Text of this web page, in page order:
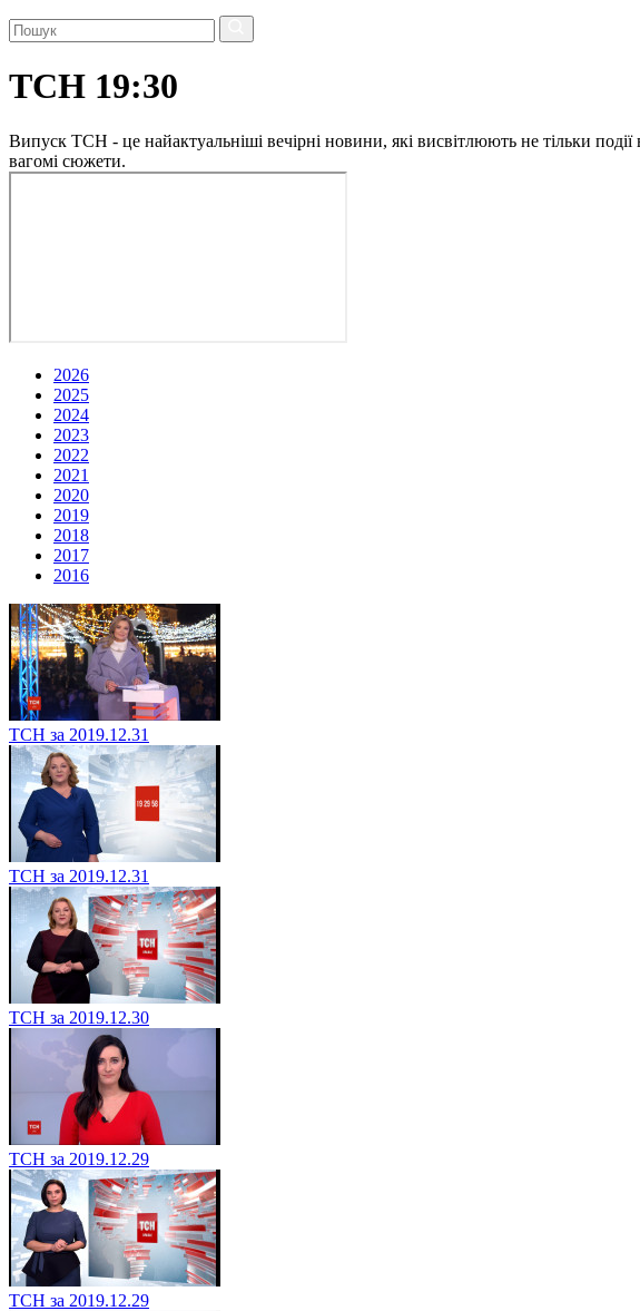
ТСН 19:30
Випуск ТСН - це найактуальніші вечірні новини, які висвітлюють не тільки
вагомі сюжети.
2026
2025
2024
2023
2022
2021
2020
2019
2018
2017
2016
ТСН за 2019.12.31
ТСН за 2019.12.31
ТСН за 2019.12.30
ТСН за 2019.12.29
ТСН за 2019.12.29